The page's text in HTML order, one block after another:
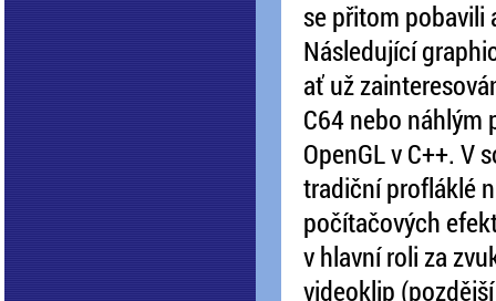
se přitom pobavili
Následující
ať už
C64 nebo
OpenGL v C++. V
tradiční profláklé
počítačových
v hlavní roli za
videoklip